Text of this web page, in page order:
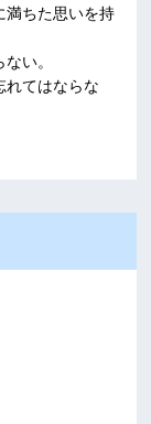
ちた思いを持
い。
てはならな